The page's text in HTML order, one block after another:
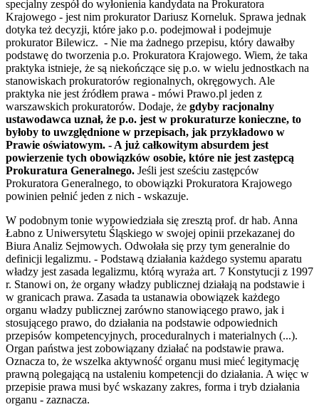
specjalny zespół do wyłonienia kandydata na Prokuratora
Krajowego - jest nim prokurator Dariusz Korneluk. Sprawa jednak
dotyka też decyzji, które jako p.o. podejmował i podejmuje
prokurator Bilewicz. - Nie ma żadnego przepisu, który dawałby
podstawę do tworzenia p.o. Prokuratora Krajowego. Wiem, że taka
praktyka istnieje, że są niekończące się p.o. w wielu jednostkach na
stanowiskach prokuratorów regionalnych, okręgowych. Ale
praktyka nie jest źródłem prawa - mówi Prawo.pl jeden z
warszawskich prokuratorów. Dodaje, że gdyby racjonalny
ustawodawca uznał, że p.o. jest w prokuraturze konieczne, to
byłoby to uwzględnione w przepisach, jak przykładowo w
Prawie oświatowym. - A już całkowitym absurdem jest
powierzenie tych obowiązków osobie, które nie jest zastępcą
Prokuratura Generalnego. Jeśli jest sześciu zastępców
Prokuratora Generalnego, to obowiązki Prokuratora Krajowego
powinien pełnić jeden z nich - wskazuje.
W podobnym tonie wypowiedziała się zresztą prof. dr hab. Anna
Łabno z Uniwersytetu Śląskiego w swojej opinii przekazanej do
Biura Analiz Sejmowych. Odwołała się przy tym generalnie do
definicji legalizmu. - Podstawą działania każdego systemu aparatu
władzy jest zasada legalizmu, którą wyraża art. 7 Konstytucji z 1997
r. Stanowi on, że organy władzy publicznej działają na podstawie i
w granicach prawa. Zasada ta ustanawia obowiązek każdego
organu władzy publicznej zarówno stanowiącego prawo, jak i
stosującego prawo, do działania na podstawie odpowiednich
przepisów kompetencyjnych, proceduralnych i materialnych (...).
Organ państwa jest zobowiązany działać na podstawie prawa.
Oznacza to, że wszelka aktywność organu musi mieć legitymację
prawną polegającą na ustaleniu kompetencji do działania. A więc w
przepisie prawa musi być wskazany zakres, forma i tryb działania
organu - zaznacza.